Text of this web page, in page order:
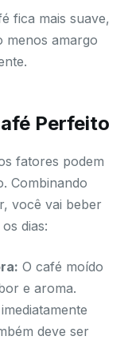
fica mais suave,
menos amargo
Perfeito
fatores podem
Combinando
você vai beber
dias:
O café moído
e aroma.
deve ser